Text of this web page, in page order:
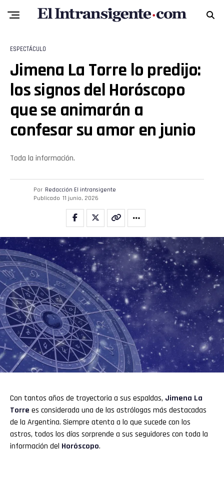
ESPECTÁCULO
Jimena La Torre lo predijo:
los signos del Horóscopo
que se animarán a
confesar su amor en junio
Toda la información.
Por Redacción El intransigente
Publicado 11 junio, 2026
Con tantos años de trayectoria a sus espaldas, Jimena La
Torre es considerada una de las astrólogas más destacadas
de la Argentina. Siempre atenta a lo que sucede con los
astros, todos los días sorprende a sus seguidores con toda la
información del Horóscopo.
Reddit
Whatsapp
Email